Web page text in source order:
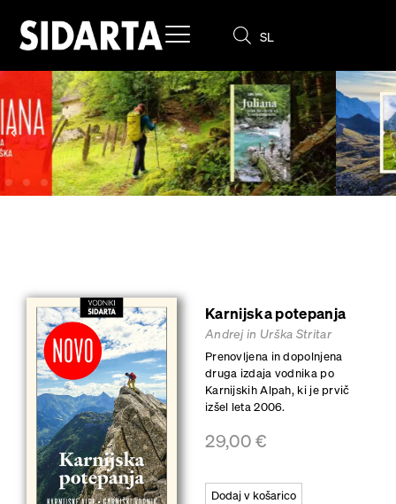
SL
EN
Karnijska potepanja
Andrej in Urška Stritar
Prenovljena in dopolnjena
druga izdaja vodnika po
Karnijskih Alpah, ki je prvič
izšel leta 2006.
29,00€
Dodaj v košarico